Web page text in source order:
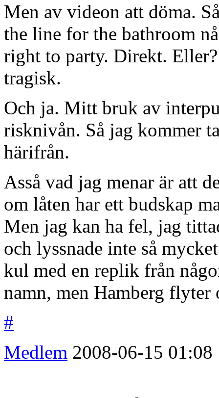
Men av videon att döma.
the line for the bathroom
right to party. Direkt.
tragisk.
Och ja. Mitt bruk av
risknivån. Så jag kommer
härifrån.
Asså vad jag menar är att
om låten har ett budskap
Men jag kan ha fel, jag
och lyssnade inte så
kul med en replik från
namn, men Hamberg
#
Medlem 2008-06-15 01:08